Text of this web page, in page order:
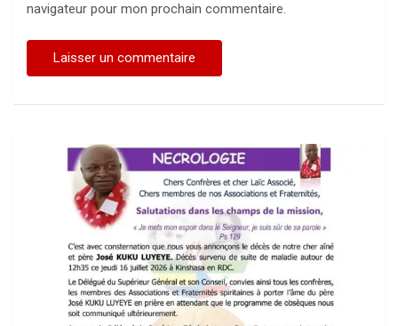
navigateur pour mon prochain commentaire.